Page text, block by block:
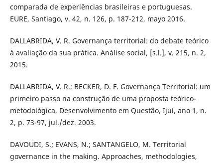
comparada de experiências brasileiras e portuguesas.
EURE, Santiago, v. 42, n. 126, p. 187-212, mayo 2016.
DALLABRIDA, V. R. Governança territorial: do debate teórico
à avaliação da sua prática. Análise social, [s.l.], v. 215, n. 2,
2015.
DALLABRIDA, V. R.; BECKER, D. F. Governança Territorial: um
primeiro passo na construção de uma proposta teórico-
metodológica. Desenvolvimento em Questão, Ijuí, ano 1, n.
2, p. 73-97, jul./dez. 2003.
DAVOUDI, S.; EVANS, N.; SANTANGELO, M. Territorial
governance in the making. Approaches, methodologies,